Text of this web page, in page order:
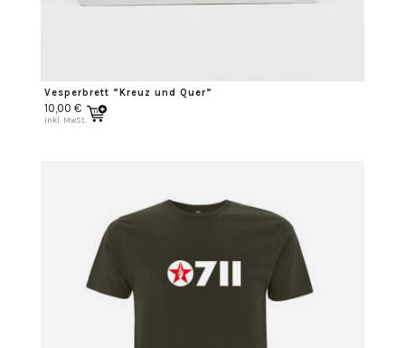
Vesperbrett “Kreuz und Quer”
10,00 €
inkl. MwSt.